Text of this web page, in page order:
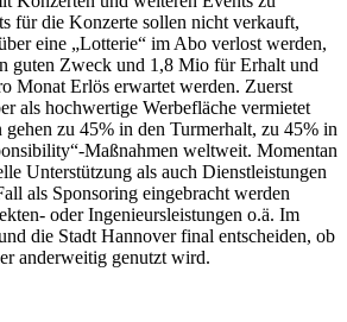
für die Konzerte sollen nicht verkauft,
eine „Lotterie“ im Abo verlost werden,
guten Zweck und 1,8 Mio für Erhalt und
Monat Erlös erwartet werden. Zuerst
als hochwertige Werbefläche vermietet
zu 45% in den Turmerhalt, zu 45% in
-Maßnahmen weltweit. Momentan
Unterstützung als auch Dienstleistungen
als Sponsoring eingebracht werden
oder Ingenieursleistungen o.ä. Im
die Stadt Hannover final entscheiden, ob
anderweitig genutzt wird.